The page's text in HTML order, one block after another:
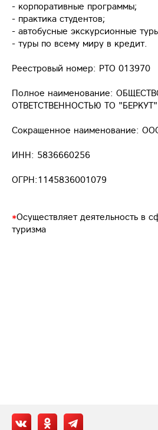
- корпоративные программы;
- практика студентов;
- автобусные экскурсионные
- туры по всему миру в кредит.
Реестровый номер: РТО 013970
Полное наименование:
ОТВЕТСТВЕННОСТЬЮ ТО "БЕРКУТ"
Сокращенное наименование:
ИНН: 5836660256
ОГРН:1145836001079
*Осуществляет деятельность в
туризма